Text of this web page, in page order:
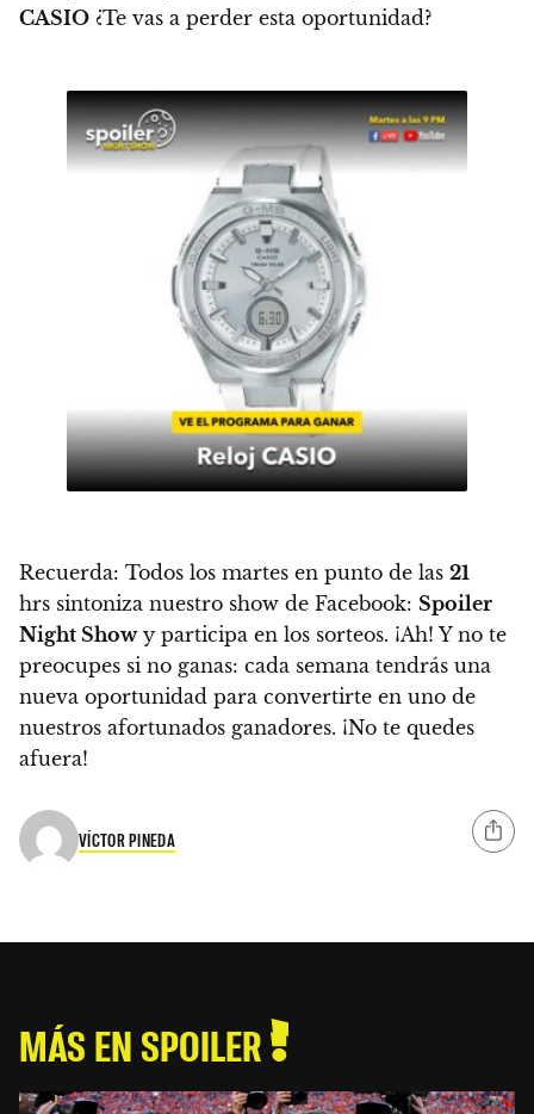
CASIO ¿Te vas a perder esta oportunidad?
Recuerda: Todos los martes en punto de las 21
hrs sintoniza nuestro show de Facebook: Spoiler
Night Showy participa en los sorteos. ¡Ah! Y no te
preocupes si no ganas: cada semana tendrás una
nueva oportunidad para convertirte en uno de
nuestros afortunados ganadores. ¡No te quedes
afuera!
VÍCTOR PINEDA
MÁS EN SPOILER